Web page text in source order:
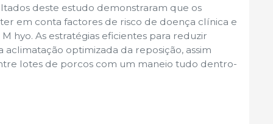
deste estudo demonstraram que os
em conta factores de risco de doença clínica e
hyo. As estratégias eficientes para reduzir
optimizada da reposição, assim
lotes de porcos com um maneio tudo dentro-